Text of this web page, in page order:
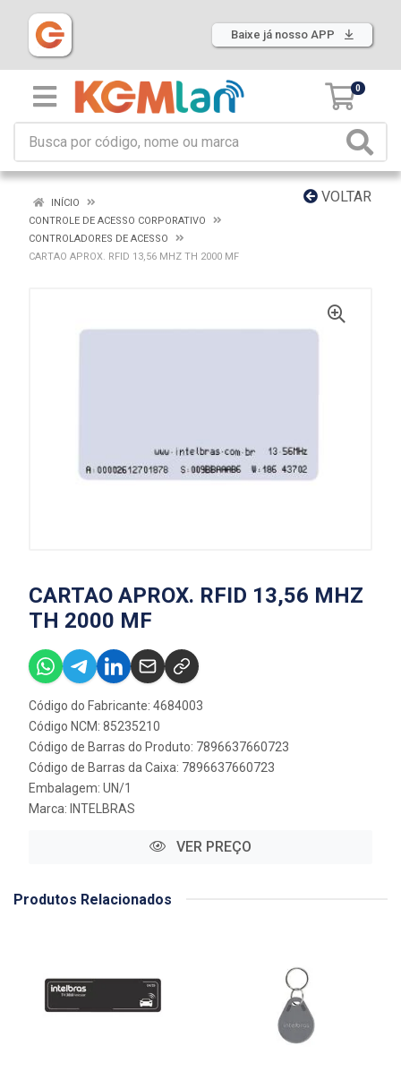
Baixe já nosso APP
0
VOLTAR
INÍCIO
CONTROLE DE ACESSO CORPORATIVO
CONTROLADORES DE ACESSO
CARTAO APROX. RFID 13,56 MHZ TH 2000 MF
CARTAO APROX. RFID 13,56 MHZ
TH 2000 MF
Código do Fabricante: 4684003
Código NCM: 85235210
Código de Barras do Produto: 7896637660723
Código de Barras da Caixa: 7896637660723
Embalagem: UN/1
Marca: INTELBRAS
VER PREÇO
Produtos Relacionados